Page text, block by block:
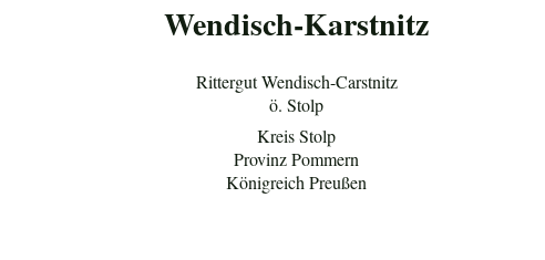
Wendisch-Karstnitz
Rittergut Wendisch-Carstnitz
ö. Stolp
Kreis Stolp
Provinz Pommern
Königreich Preußen